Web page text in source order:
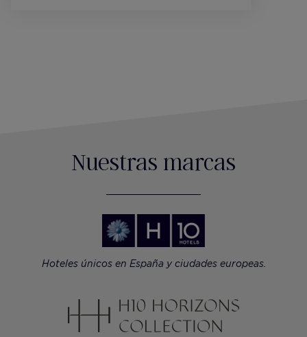
Nuestras marcas
Hoteles únicos en España y ciudades europeas.